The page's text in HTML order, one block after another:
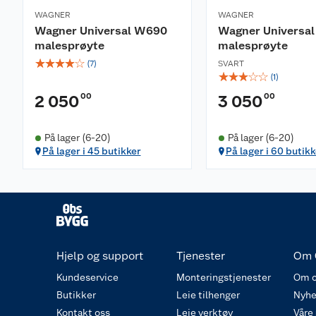
WAGNER
Wagner Universal W690
malesprøyte
☆☆☆☆☆ (7)
2 05000
På lager (6-20)
På lager i 45 butikker
WAGNER
Wagner
malesprøyte
SVART
☆☆☆☆☆ (1)
3 05000
På lager (6-20)
På lager i 60
Hjelp og support
Kundeservice
Butikker
Kontakt oss
Tjenester
Monteringstjenester
Leie tilhenger
Leie verktøy
Om
Om